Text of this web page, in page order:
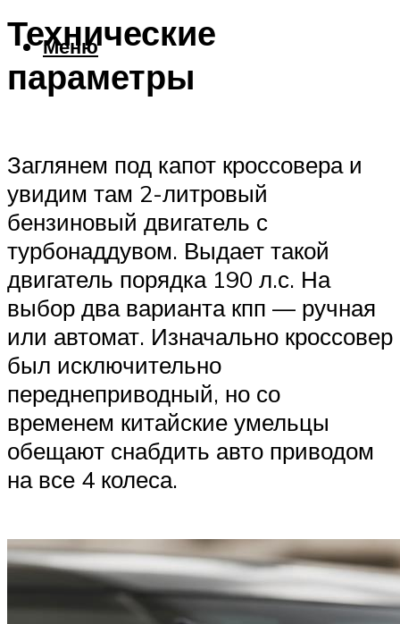
Меню
Технические
параметры
Заглянем под капот кроссовера и
увидим там 2-литровый
бензиновый двигатель с
турбонаддувом. Выдает такой
двигатель порядка 190 л.с. На
выбор два варианта кпп — ручная
или автомат. Изначально кроссовер
был исключительно
переднеприводный, но со
временем китайские умельцы
обещают снабдить авто приводом
на все 4 колеса.